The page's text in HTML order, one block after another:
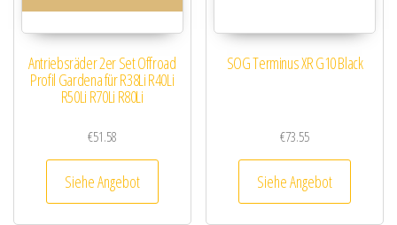
Antriebsräder 2er Set Offroad
Profil Gardena für R38Li R40Li
R50Li R70Li R80Li
€51.58
Siehe Angebot
SOG Terminus XR G10 Black
€73.55
Siehe Angebot